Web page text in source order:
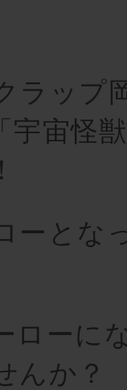
ラップ
宇宙怪
ーとな
ローに
んか？